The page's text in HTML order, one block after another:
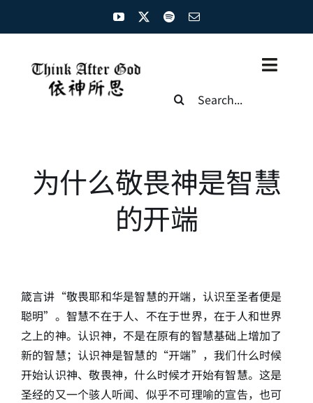
圣经概览
圣经解析
简介
下载
Search
为什么敬畏神是智慧
的开端
箴言讲“敬畏耶和华是智慧的开端，认识至圣者便是
聪明”。智慧不在于人、不在于世界，在于人和世界
之上的神。认识神，不是在原有的智慧基础上增加了
新的智慧；认识神是智慧的“开端”，我们什么时候
开始认识神、敬畏神，什么时候才开始有智慧。这是
圣经的又一个骇人听闻、似乎不可理喻的宣告，也可